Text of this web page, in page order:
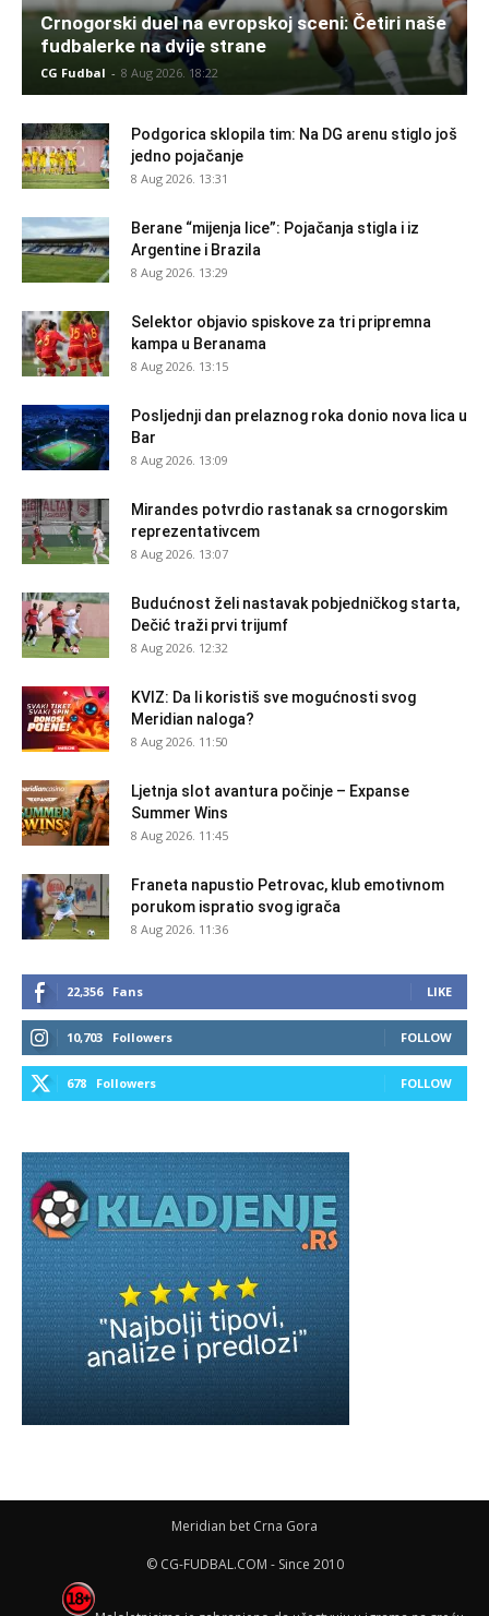
Crnogorski duel na evropskoj sceni: Četiri naše
fudbalerke na dvije strane
CG Fudbal - 8 Aug 2026. 18:22
Podgorica sklopila tim: Na DG arenu stiglo još
jedno pojačanje
8 Aug 2026. 13:31
Berane “mijenja lice”: Pojačanja stigla i iz
Argentine i Brazila
8 Aug 2026. 13:29
Selektor objavio spiskove za tri pripremna
kampa u Beranama
8 Aug 2026. 13:15
Posljednji dan prelaznog roka donio nova lica u
Bar
8 Aug 2026. 13:09
Mirandes potvrdio rastanak sa crnogorskim
reprezentativcem
8 Aug 2026. 13:07
Budućnost želi nastavak pobjedničkog starta,
Dečić traži prvi trijumf
8 Aug 2026. 12:32
KVIZ: Da li koristiš sve mogućnosti svog
Meridian naloga?
8 Aug 2026. 11:50
Ljetnja slot avantura počinje – Expanse
Summer Wins
8 Aug 2026. 11:45
Franeta napustio Petrovac, klub emotivnom
porukom ispratio svog igrača
8 Aug 2026. 11:36
22,356 Fans LIKE
10,703 Followers FOLLOW
678 Followers FOLLOW
Meridian bet Crna Gora
© CG-FUDBAL.COM - Since 2010